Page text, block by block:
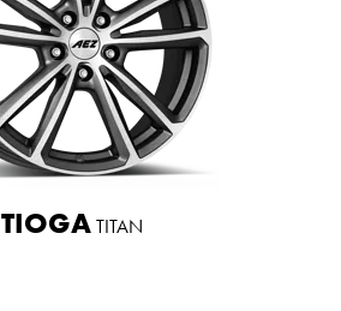
TIOGATITAN